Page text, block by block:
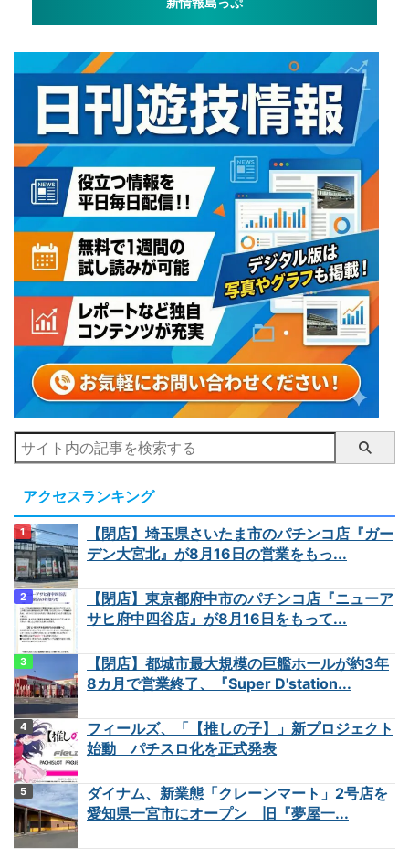
新情報島っぷ
アクセスランキング
【閉店】埼玉県さいたま市のパチンコ店『ガー
デン大宮北』が8月16日の営業をもっ...
【閉店】東京都府中市のパチンコ店『ニューア
サヒ府中四谷店』が8月16日をもって...
【閉店】都城市最大規模の巨艦ホールが約3年
8カ月で営業終了、『Super D'station...
フィールズ、「【推しの子】」新プロジェクト
始動 パチスロ化を正式発表
ダイナム、新業態「クレーンマート」2号店を
愛知県一宮市にオープン 旧『夢屋一...